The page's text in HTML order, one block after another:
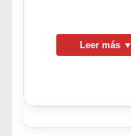
Leer más ▼